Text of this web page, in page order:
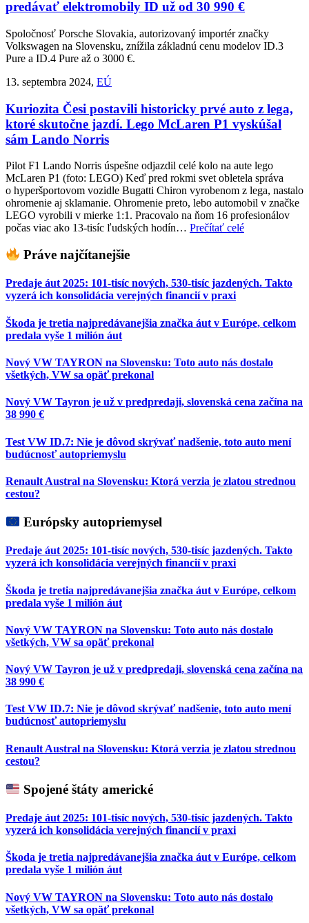
predávať elektromobily ID už od 30 990 €
Spoločnosť Porsche Slovakia, autorizovaný importér značky
Volkswagen na Slovensku, znížila základnú cenu modelov ID.3
Pure a ID.4 Pure až o 3000 €.
13. septembra 2024, EÚ
Kuriozita Česi postavili historicky prvé auto z lega,
ktoré skutočne jazdí. Lego McLaren P1 vyskúšal
sám Lando Norris
Pilot F1 Lando Norris úspešne odjazdil celé kolo na aute lego
McLaren P1 (foto: LEGO) Keď pred rokmi svet obletela správa
o hyperšportovom vozidle Bugatti Chiron vyrobenom z lega, nastalo
ohromenie aj sklamanie. Ohromenie preto, lebo automobil v značke
LEGO vyrobili v mierke 1:1. Pracovalo na ňom 16 profesionálov
počas viac ako 13-tisíc ľudských hodín… Prečítať celé
Práve najčítanejšie
Predaje áut 2025: 101-tisíc nových, 530-tisíc jazdených. Takto
vyzerá ich konsolidácia verejných financií v praxi
Škoda je tretia najpredávanejšia značka áut v Európe, celkom
predala vyše 1 milión áut
Nový VW TAYRON na Slovensku: Toto auto nás dostalo
všetkých, VW sa opäť prekonal
Nový VW Tayron je už v predpredaji, slovenská cena začína na
38 990 €
Test VW ID.7: Nie je dôvod skrývať nadšenie, toto auto mení
budúcnosť autopriemyslu
Renault Austral na Slovensku: Ktorá verzia je zlatou strednou
cestou?
Európsky autopriemysel
Predaje áut 2025: 101-tisíc nových, 530-tisíc jazdených. Takto
vyzerá ich konsolidácia verejných financií v praxi
Škoda je tretia najpredávanejšia značka áut v Európe, celkom
predala vyše 1 milión áut
Nový VW TAYRON na Slovensku: Toto auto nás dostalo
všetkých, VW sa opäť prekonal
Nový VW Tayron je už v predpredaji, slovenská cena začína na
38 990 €
Test VW ID.7: Nie je dôvod skrývať nadšenie, toto auto mení
budúcnosť autopriemyslu
Renault Austral na Slovensku: Ktorá verzia je zlatou strednou
cestou?
Spojené štáty americké
Predaje áut 2025: 101-tisíc nových, 530-tisíc jazdených. Takto
vyzerá ich konsolidácia verejných financií v praxi
Škoda je tretia najpredávanejšia značka áut v Európe, celkom
predala vyše 1 milión áut
Nový VW TAYRON na Slovensku: Toto auto nás dostalo
všetkých, VW sa opäť prekonal